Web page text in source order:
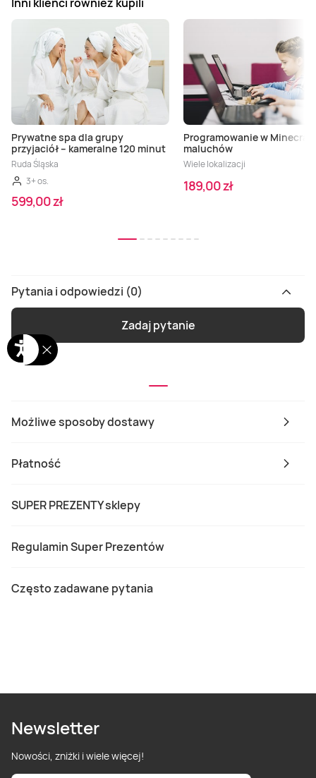
Możliwe sposoby dostawy
Płatność
SUPER PREZENTY sklepy
Regulamin Super Prezentów
Często zadawane pytania
Prywatne spa dla grupy
przyjaciół – kameralne 120 minut
Ruda Śląska
3+ os.
599,00 zł
Programowanie w
maluchów
Wiele lokalizacji
189,00 zł
Pytania i odpowiedzi (0)
Zadaj pytanie
Newsletter
Nowości, zniżki i wiele więcej!